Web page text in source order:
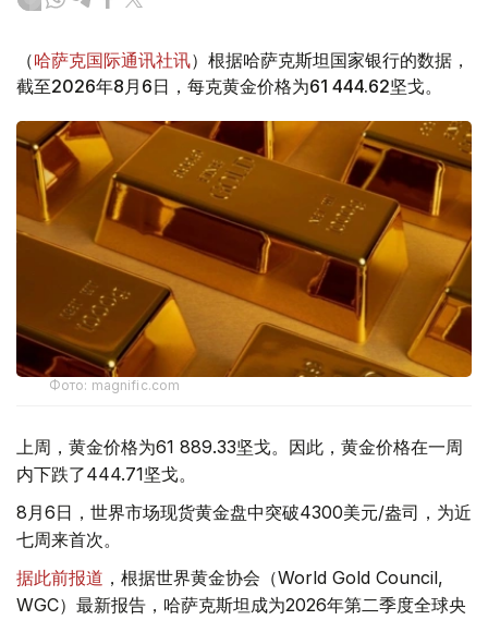
（哈萨克国际通讯社讯）根据哈萨克斯坦国家银行的数据，
截至2026年8月6日，每克黄金价格为61 444.62坚戈。
Фото: magnific.com
上周，黄金价格为61 889.33坚戈。因此，黄金价格在一周
内下跌了444.71坚戈。
8月6日，世界市场现货黄金盘中突破4300美元/盎司，为近
七周来首次。
据此前报道 ，根据世界黄金协会（World Gold Council,
WGC）最新报告，哈萨克斯坦成为2026年第二季度全球央